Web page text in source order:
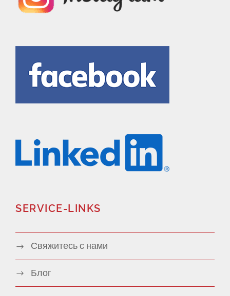
SERVICE-LINKS
Свяжитесь с нами
Блог